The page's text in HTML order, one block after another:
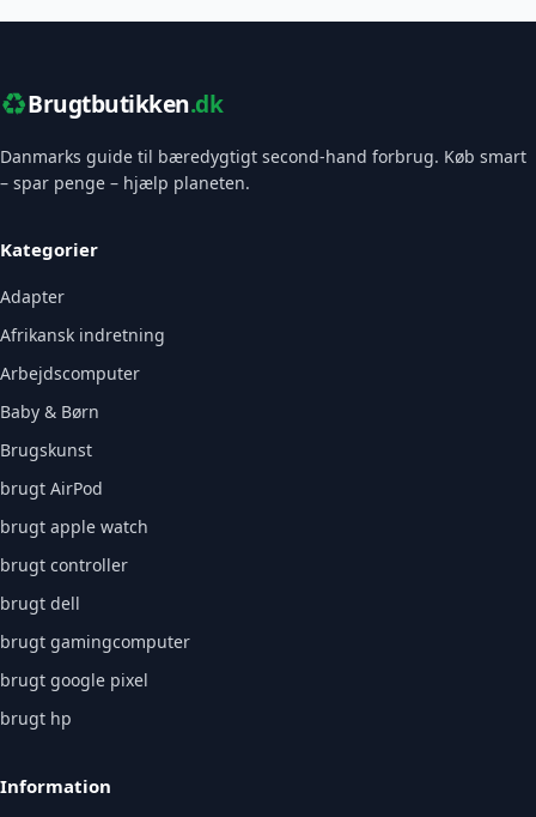
♻️Brugtbutikken.dk
Danmarks guide til bæredygtigt second-hand forbrug. Køb smart
– spar penge – hjælp planeten.
Kategorier
Adapter
Afrikansk indretning
Arbejdscomputer
Baby & Børn
Brugskunst
brugt AirPod
brugt apple watch
brugt controller
brugt dell
brugt gamingcomputer
brugt google pixel
brugt hp
Information